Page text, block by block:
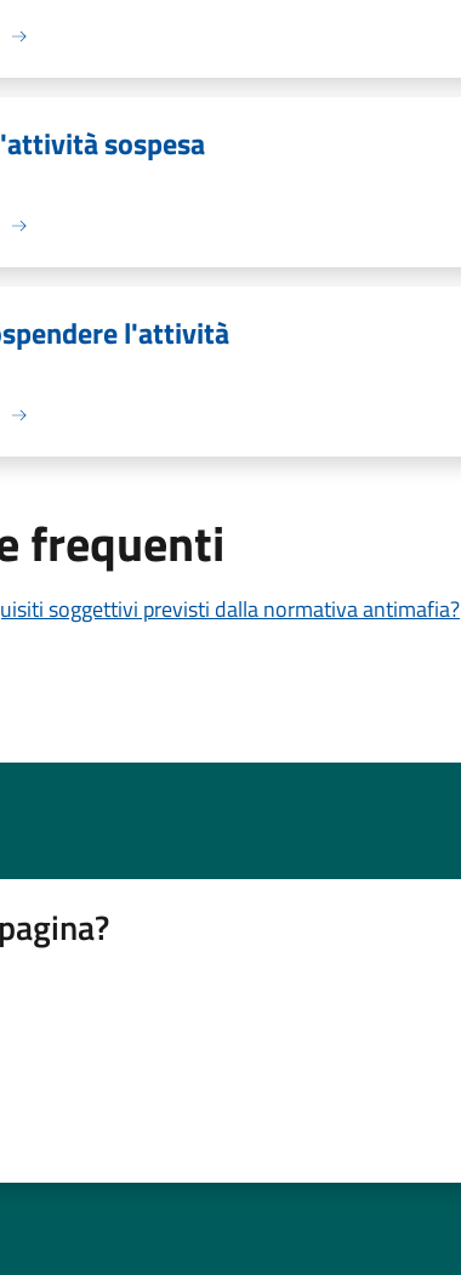
sospesa
l'attività
frequenti
soggettivi previsti dalla normativa antimafia?